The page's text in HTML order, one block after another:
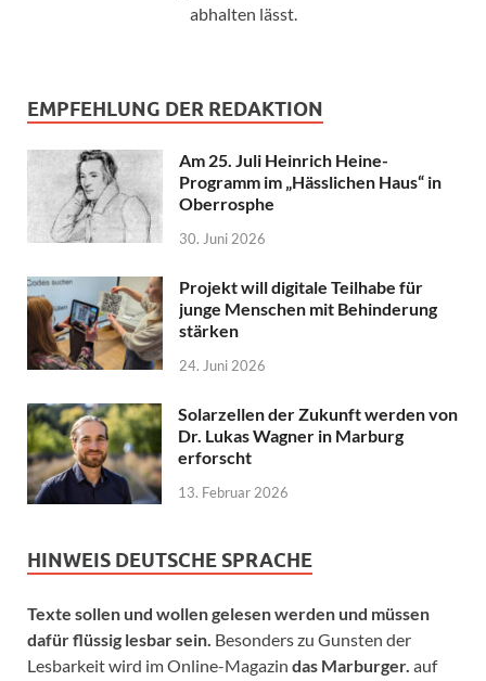
abhalten lässt.
EMPFEHLUNG DER REDAKTION
Am 25. Juli Heinrich Heine-
Programm im „Hässlichen Haus“ in
Oberrosphe
30. Juni 2026
Projekt will digitale Teilhabe für
junge Menschen mit Behinderung
stärken
24. Juni 2026
Solarzellen der Zukunft werden von
Dr. Lukas Wagner in Marburg
erforscht
13. Februar 2026
HINWEIS DEUTSCHE SPRACHE
Texte sollen und wollen gelesen werden und müssen
dafür flüssig lesbar sein. Besonders zu Gunsten der
Lesbarkeit wird im Online-Magazin das Marburger. auf